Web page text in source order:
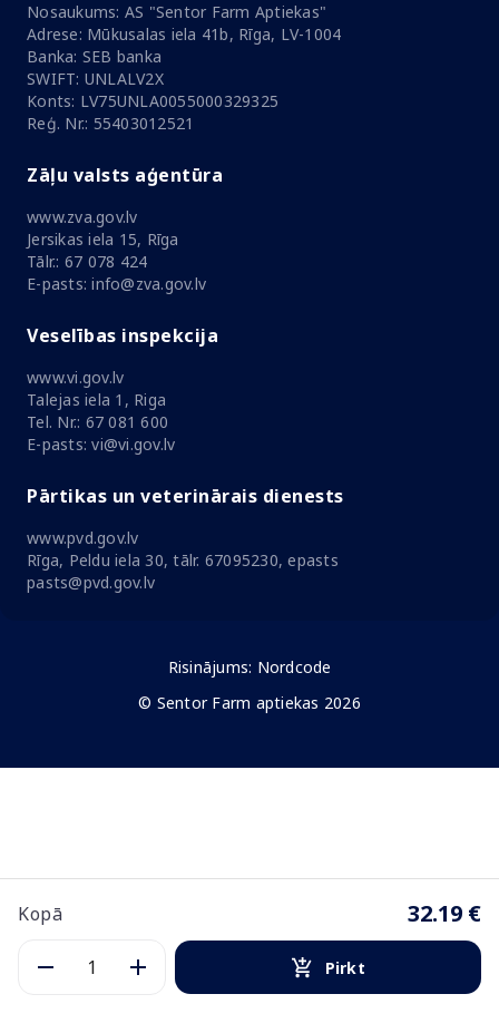
Kopā 32.19 €
Pirkt
Nosaukums: AS "Sentor Farm Aptiekas"
Adrese: Mūkusalas iela 41b, Rīga, LV-1004
Banka: SEB banka
SWIFT: UNLALV2X
Konts: LV75UNLA0055000329325
Reģ. Nr.: 55403012521
Zāļu valsts aģentūra
www.zva.gov.lv
Jersikas iela 15, Rīga
Tālr.: 67 078 424
E-pasts: info@zva.gov.lv
Veselības inspekcija
www.vi.gov.lv
Talejas iela 1, Riga
Tel. Nr.: 67 081 600
E-pasts: vi@vi.gov.lv
Pārtikas un veterinārais dienests
www.pvd.gov.lv
Rīga, Peldu iela 30, tālr. 67095230, epasts
pasts@pvd.gov.lv
Risinājums: Nordcode
© Sentor Farm aptiekas 2026